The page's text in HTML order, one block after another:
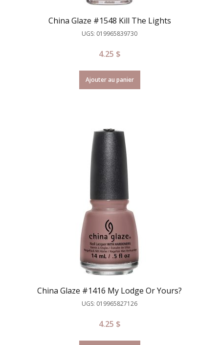
China Glaze #1548 Kill The Lights
UGS: 019965839730
4.25 $
Ajouter au panier
China Glaze #1416 My Lodge Or Yours?
UGS: 019965827126
4.25 $